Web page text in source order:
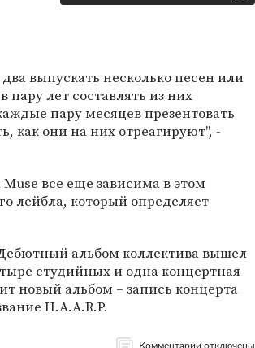
выпускать несколько песен или
пару лет составлять из них
пару месяцев презентовать
как они на них отреагируют", -
все еще зависима в этом
лейбла, который определяет
альбом коллектива вышел
студийных и одна концертная
новый альбом – запись концерта
H.A.A.R.P.
Комментарии отключены